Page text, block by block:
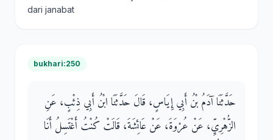
dari janabat
bukhari:250
حَدَّثَنَا آدَمُ بْنُ أَبِي إِيَاسٍ، قَالَ حَدَّثَنَا ابْنُ أَبِي ذِئْبٍ، عَنِ
الزُّهْرِيِّ، عَنْ عُرْوَةَ، عَنْ عَائِشَةَ، قَالَتْ كُنْتُ أَغْتَسِلُ أَنَا